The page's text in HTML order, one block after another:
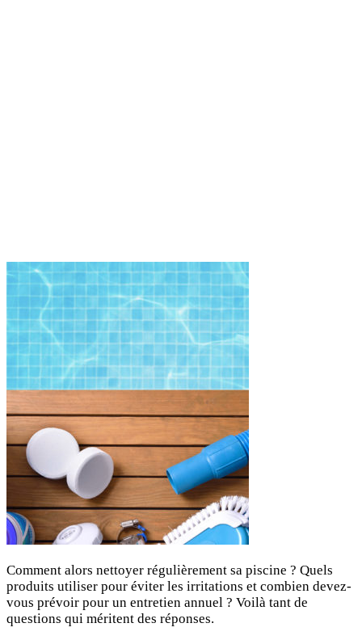
Comment alors nettoyer régulièrement sa piscine ? Quels
produits utiliser pour éviter les irritations et combien devez-
vous prévoir pour un entretien annuel ? Voilà tant de
questions qui méritent des réponses.